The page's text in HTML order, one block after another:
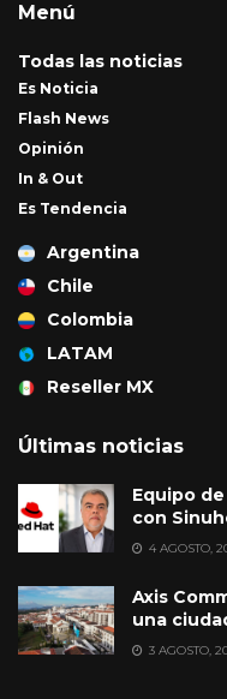
Menú
Todas las noticias
Es Noticia
Flash News
Opinión
In & Out
Es Tendencia
Argentina
Chile
Colombia
LATAM
Reseller MX
Últimas noticias
Equipo
con
4 AGOSTO,
Axis
una
3 AGOSTO,